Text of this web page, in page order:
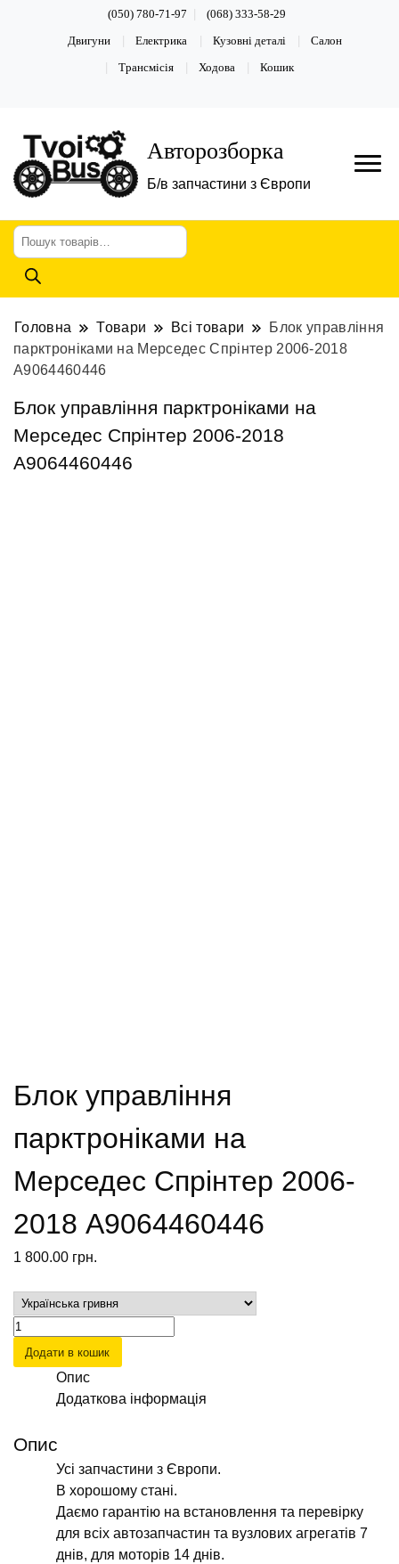
(050) 780-71-97 (068) 333-58-29
Двигуни Електрика Кузовні деталі Салон
Трансмісія Ходова Кошик
Авторозборка
Б/в запчастини з Європи
Пошук
товарів
Головна Товари Всі товари
Блок управління
парктроніками на Мерседес Спрінтер 2006-2018
А9064460446
Блок управління парктроніками на
Мерседес Спрінтер 2006-2018
А9064460446
Блок управління
парктроніками на
Мерседес Спрінтер 2006-
2018 А9064460446
1 800.00 грн.
Блок
управління
парктроніками
Мерседес
2006-
А9064460446
кількість
Додати в кошик
Опис
Додаткова інформація
Опис
Усі запчастини з Європи.
В хорошому стані.
Даємо гарантію на встановлення та перевірку
для всіх автозапчастин та вузлових агрегатів 7
днів, для моторів 14 днів.